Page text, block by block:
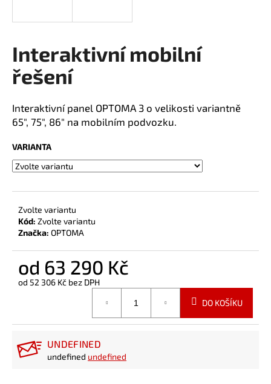
Interaktivní mobilní
řešení
Interaktivní panel OPTOMA 3 o velikosti variantně
65", 75", 86" na mobilním podvozku.
VARIANTA
Zvolte variantu
Kód: Zvolte variantu
Značka: OPTOMA
od 63 290 Kč
od 52 306 Kč bez DPH
DO KOŠÍKU
UNDEFINED
undefined undefined
í
t
?